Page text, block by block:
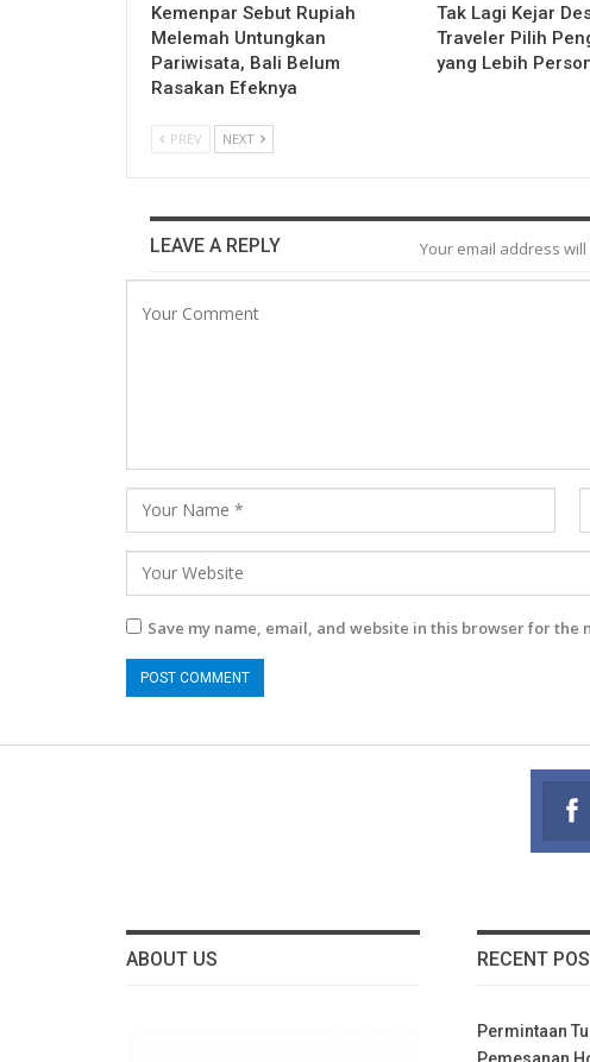
Kemenpar Sebut Rupiah
Melemah Untungkan
Pariwisata, Bali Belum
Rasakan Efeknya
Tak Lagi Kejar
Traveler Pilih
yang Lebih
PREV NEXT
LEAVE A REPLY Your email address
Save my name, email, and website in this browser for the
ABOUT US RECENT
Permintaan
Pemesanan